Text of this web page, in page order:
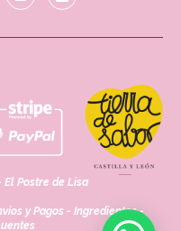
Postre de Lisa
y Pagos - Ingredientes-